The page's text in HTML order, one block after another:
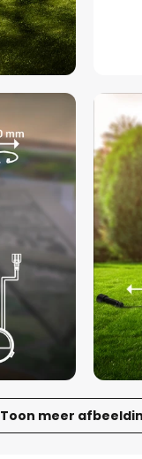
Toon meer